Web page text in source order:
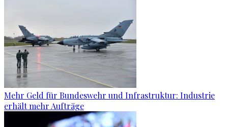
Mehr Geld für Bundeswehr und Infrastruktur: Industrie
erhält mehr Aufträge